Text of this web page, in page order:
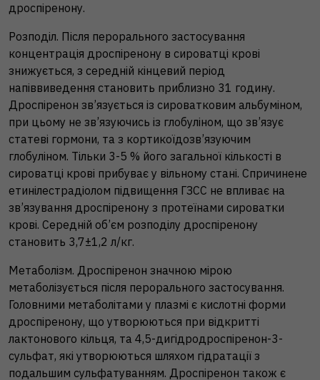
дроспіренону.
Розподіл. Після перорального застосування
концентрація дроспіренону в сироватці крові
знижується, з середній кінцевий період
напіввиведення становить приблизно 31 годину.
Дроспіренон зв’язується із сироватковим альбуміном,
при цьому не зв’язуючись із глобуліном, що зв’язує
статеві гормони, та з кортикоїдозв’язуючим
глобуліном. Тільки 3-5 % його загальної кількості в
сироватці крові прибуває у вільному стані. Спричинене
етинілестрадіолом підвищення ГЗСС не впливає на
зв’язування дроспіренону з протеїнами сироватки
крові. Середній об’єм розподілу дроспіренону
становить 3,7±1,2 л/кг.
Метаболізм. Дроспіренон значною мірою
метаболізується після перорального застосування.
Головними метаболітами у плазмі є кислотні форми
дроспіренону, що утворюються при відкритті
лактонового кільця, та 4,5-дигідродроспіренон-3-
сульфат, які утворюються шляхом гідратації з
подальшим сульфатуванням. Дроспіренон також є